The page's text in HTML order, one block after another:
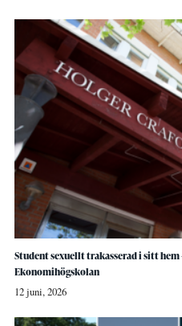
Student sexuellt trakasserad i sitt hem
Ekonomihögskolan
12 juni, 2026